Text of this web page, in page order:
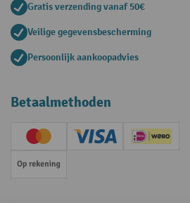
Gratis verzending vanaf 50€
Veilige gegevensbescherming
Persoonlijk aankoopadvies
Betaalmethoden
Creditcard (Master)Creditcard (Visa)
iDEAL |
Op rekening